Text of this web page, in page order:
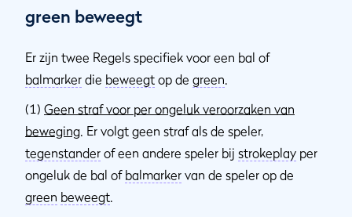
green beweegt
Er zijn twee Regels specifiek voor een bal of
balmarker die beweegt op de green.
(1) Geen straf voor per ongeluk veroorzaken van
beweging. Er volgt geen straf als de speler,
tegenstander of een andere speler bij strokeplay per
ongeluk de bal of balmarker van de speler op de
green beweegt.